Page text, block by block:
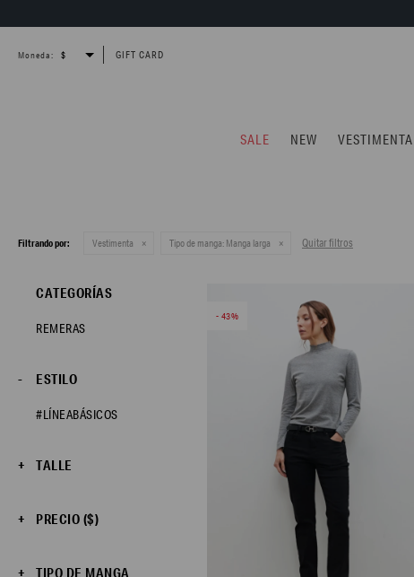
SALE NEW VESTIMENTA
Moneda: GIFT CARD
Filtrando por: Vestimenta Tipo de manga: Manga larga Quitar filtros
43
CATEGORÍAS
REMERAS
TALLE
PRECIO ($)
TIPO DE MANGA
ESTILO
#LÍNEABÁSICOS